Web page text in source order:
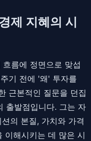
제 지혜의 시
름에 정면으로 맞섭
기 전에 '왜' 투자를
근본적인 질문을 던집
출발점입니다. 그는 자
의 본질, 가치와 가격
이해시키는 데 많은 시